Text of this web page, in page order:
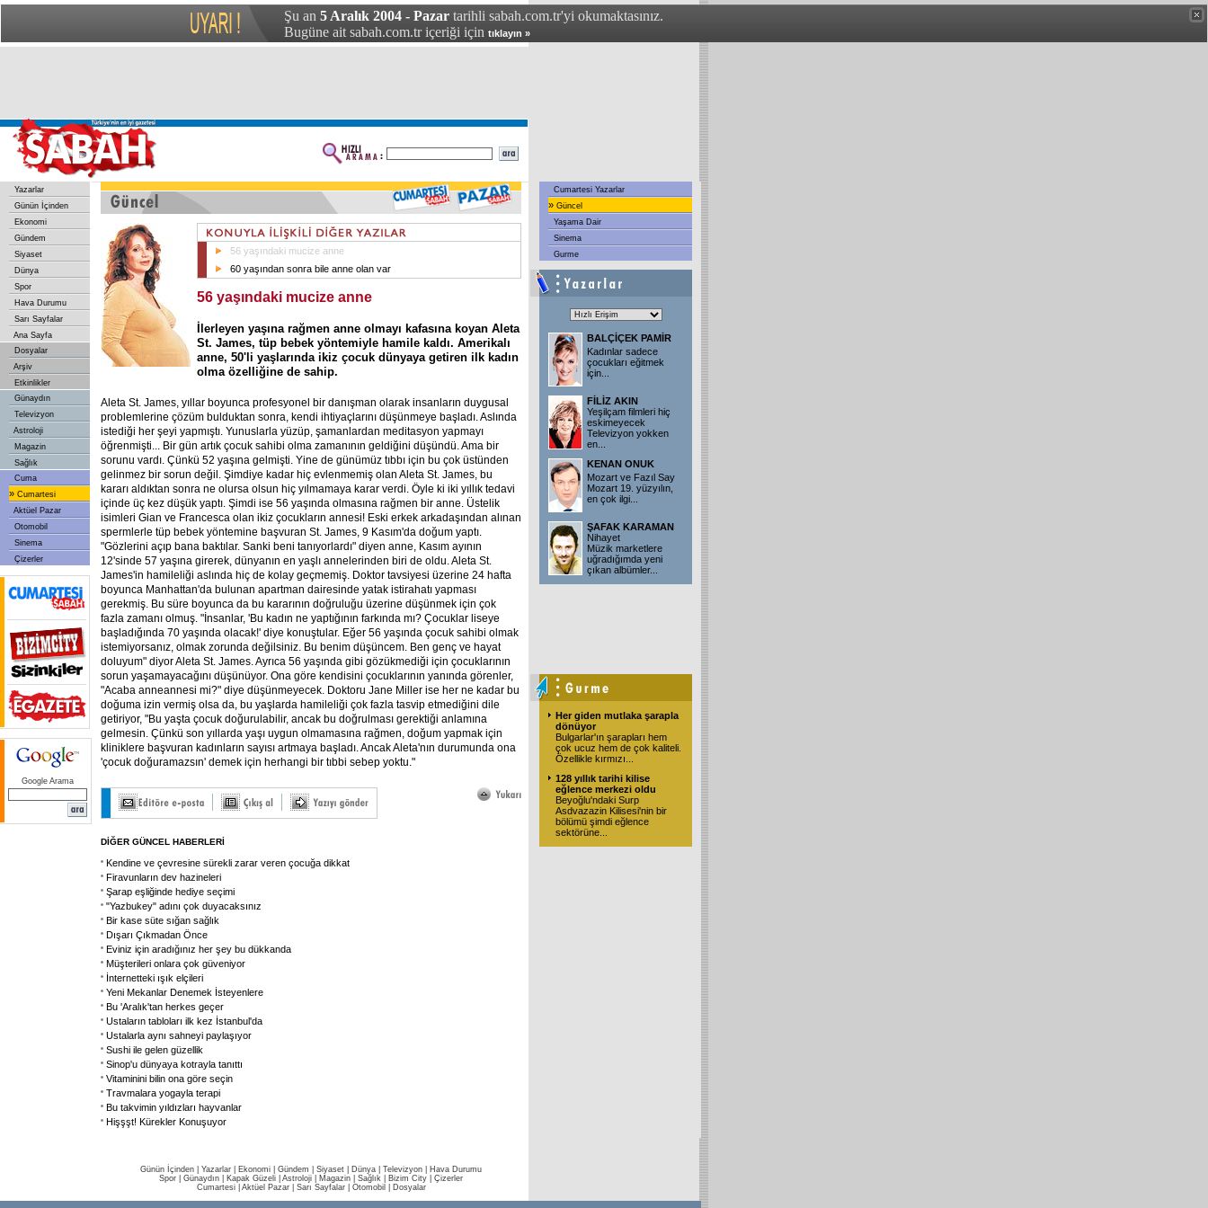
Şu an 5 Aralık 2004 - Pazar tarihli sabah.com.tr'yi okumaktasınız.
Bugüne ait sabah.com.tr içeriği için tıklayın »
Yazarlar
Günün İçinden
Ekonomi
Gündem
Siyaset
Dünya
Spor
Hava Durumu
Sarı Sayfalar
Ana Sayfa
Dosyalar
Arşiv
Etkinlikler
Günaydın
Televizyon
Astroloji
Magazin
Sağlık
Cuma
» Cumartesi
Aktüel Pazar
Otomobil
Sinema
Çizerler
Google Arama
56 yaşındaki mucize anne
60 yaşından sonra bile anne olan var
56 yaşındaki mucize anne
İlerleyen yaşına rağmen anne olmayı kafasına koyan Aleta
St. James, tüp bebek yöntemiyle hamile kaldı. Amerikalı
anne, 50'li yaşlarında ikiz çocuk dünyaya getiren ilk kadın
olma özelliğine de sahip.
Aleta St. James, yıllar boyunca profesyonel bir danışman olarak insanların duygusal
problemlerine çözüm bulduktan sonra, kendi ihtiyaçlarını düşünmeye başladı. Aslında
istediği her şeyi yapmıştı. Yunuslarla yüzüp, şamanlardan meditasyon yapmayı
öğrenmişti... Bir gün artık çocuk sahibi olma zamanının geldiğini düşündü. Ama bir
sorunu vardı. Çünkü 52 yaşına gelmişti. Yine de günümüz tıbbı için bu çok üstünden
gelinmez bir sorun değil. Şimdiye kadar hiç evlenmemiş olan Aleta St. James, bu
kararı aldıktan sonra ne olursa olsun hiç yılmamaya karar verdi. Öyle ki iki yıllık tedavi
içinde üç kez düşük yaptı. Şimdi ise 56 yaşında olmasına rağmen bir anne. Üstelik
isimleri Gian ve Francesca olan ikiz çocukların annesi! Eski erkek arkadaşından alınan
spermlerle tüp bebek yöntemine başvuran St. James, 9 Kasım'da doğum yaptı.
"Gözlerini açıp bana baktılar. Sanki beni tanıyorlardı" diyen anne, Kasım ayının
12'sinde 57 yaşına girerek, dünyanın en yaşlı annelerinden biri de oldu. Aleta St.
James'in hamileliği aslında hiç de kolay geçmemiş. Doktor tavsiyesi üzerine 24 hafta
boyunca Manhattan'da bulunan apartman dairesinde yatak istirahatı yapması
gerekmiş. Bu süre boyunca da bu kararının doğruluğu üzerine düşünmek için çok
fazla zamanı olmuş. "İnsanlar, 'Bu kadın ne yaptığının farkında mı? Çocuklar liseye
başladığında 70 yaşında olacak!' diye konuştular. Eğer 56 yaşında çocuk sahibi olmak
istemiyorsanız, olmak zorunda değilsiniz. Bu benim düşüncem. Ben genç ve hayat
doluyum" diyor Aleta St. James. Ayrıca 56 yaşında gibi gözükmediği için çocuklarının
sorun yaşamayacağını düşünüyor. Ona göre kendisini çocuklarının yanında görenler,
"Acaba anneannesi mi?" diye düşünmeyecek. Doktoru Jane Miller ise her ne kadar bu
doğuma izin vermiş olsa da, bu yaşlarda hamileliği çok fazla tasvip etmediğini dile
getiriyor, "Bu yaşta çocuk doğurulabilir, ancak bu doğrulması gerektiği anlamına
gelmesin. Çünkü son yıllarda yaşı uygun olmamasına rağmen, doğum yapmak için
kliniklere başvuran kadınların sayısı artmaya başladı. Ancak Aleta'nın durumunda ona
'çocuk doğuramazsın' demek için herhangi bir tıbbi sebep yoktu."
DİĞER GÜNCEL HABERLERİ
Kendine ve çevresine sürekli zarar veren çocuğa dikkat
Firavunların dev hazineleri
Şarap eşliğinde hediye seçimi
"Yazbukey" adını çok duyacaksınız
Bir kase süte sığan sağlık
Dışarı Çıkmadan Önce
Eviniz için aradığınız her şey bu dükkanda
Müşterileri onlara çok güveniyor
İnternetteki ışık elçileri
Yeni Mekanlar Denemek İsteyenlere
Bu 'Aralık'tan herkes geçer
Ustaların tabloları ilk kez İstanbul'da
Ustalarla aynı sahneyi paylaşıyor
Sushi ile gelen güzellik
Sinop'u dünyaya kotrayla tanıttı
Vitaminini bilin ona göre seçin
Travmalara yogayla terapi
Bu takvimin yıldızları hayvanlar
Hişşşt! Kürekler Konuşuyor
Cumartesi Yazarlar
» Güncel
Yaşama Dair
Sinema
Gurme
BALÇİÇEK PAMİR
Kadınlar sadece
çocukları eğitmek
için
FİLİZ AKIN
Yeşilçam filmleri hiç
eskimeyecek
Televizyon yokken
en
KENAN ONUK
Mozart ve Fazıl Say
Mozart 19. yüzyılın,
en çok ilgi
ŞAFAK KARAMAN
Nihayet
Müzik marketlere
uğradığımda yeni
çıkan albümler...
Her giden mutlaka şarapla
dönüyor
Bulgarlar'ın şarapları hem
çok ucuz hem de çok kaliteli.
Özellikle kırmızı
128 yıllık tarihi kilise
eğlence merkezi oldu
Beyoğlu'ndaki Surp
Asdvazazin Kilisesi'nin bir
bölümü şimdi eğlence
sektörüne
Günün İçinden Yazarlar Ekonomi Gündem Siyaset Dünya | Televizyon
Hava Durumu
Spor
Günaydın Kapak Güzeli Astroloji Magazin Sağlık Bizim City
Çizerler
Cumartesi| Aktüel Pazar| Sarı Sayfalar| Otomobil Dosyalar